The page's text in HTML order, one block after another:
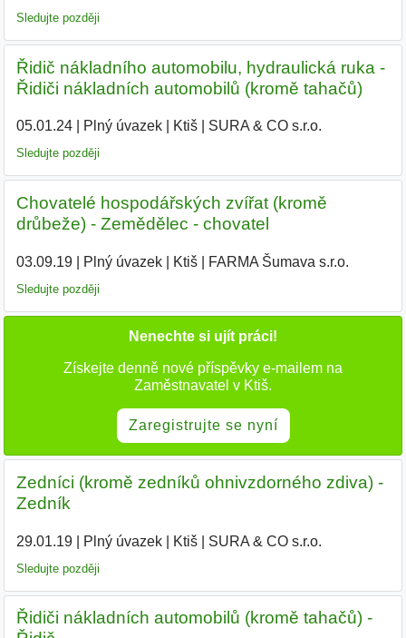
Sledujte později
Řidič nákladního automobilu, hydraulická ruka -
Řidiči nákladních automobilů (kromě tahačů)
05.01.24| Plný úvazek| Ktiš| SURA & CO s.r.o.
Sledujte později
Chovatelé hospodářských zvířat (kromě
drůbeže) - Zemědělec - chovatel
03.09.19| Plný úvazek| Ktiš| FARMA Šumava s.r.o.
Sledujte později
Nenechte si ujít práci!
Získejte denně nové příspěvky e-mailem na
Zaměstnavatel v Ktiš.
Zaregistrujte se nyní
Zedníci (kromě zedníků ohnivzdorného zdiva) -
Zedník
29.01.19| Plný úvazek| Ktiš| SURA & CO s.r.o.
Sledujte později
Řidiči nákladních automobilů (kromě tahačů) -